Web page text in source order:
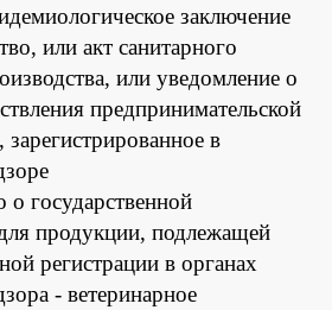
заключение
или акт санитарного
или уведомление о
предпринимательской
зарегистрированное в
о государственной
продукции, подлежащей
регистрации в органах
- ветеринарное